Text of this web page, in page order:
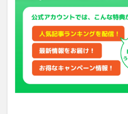
「ち
いレ
トカ
日」
を楽